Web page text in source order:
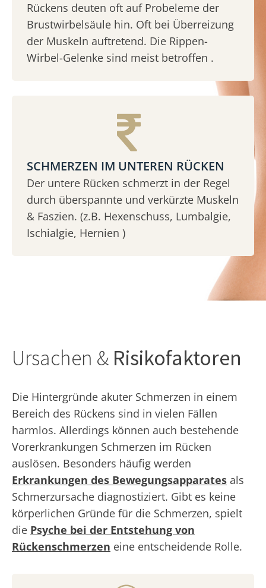
Rückens deuten oft auf Probeleme der
Brustwirbelsäule hin. Oft bei Überreizung
der Muskeln auftretend. Die Rippen-
Wirbel-Gelenke sind meist betroffen .
SCHMERZEN IM UNTEREN RÜCKEN
Der untere Rücken schmerzt in der Regel
durch überspannte und verkürzte Muskeln
& Faszien. (z.B. Hexenschuss, Lumbalgie,
Ischialgie, Hernien )
Ursachen & Risikofaktoren
Die Hintergründe akuter Schmerzen in einem
Bereich des Rückens sind in vielen Fällen
harmlos. Allerdings können auch bestehende
Vorerkrankungen Schmerzen im Rücken
auslösen. Besonders häufig werden
Erkrankungen des Bewegungsapparates als
Schmerzursache diagnostiziert. Gibt es keine
körperlichen Gründe für die Schmerzen, spielt
die Psyche bei der Entstehung von
Rückenschmerzen eine entscheidende Rolle.